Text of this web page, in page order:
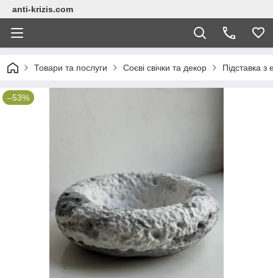
anti-krizis.com
Товари та послуги Соєві свічки та декор Підставка з
–53%